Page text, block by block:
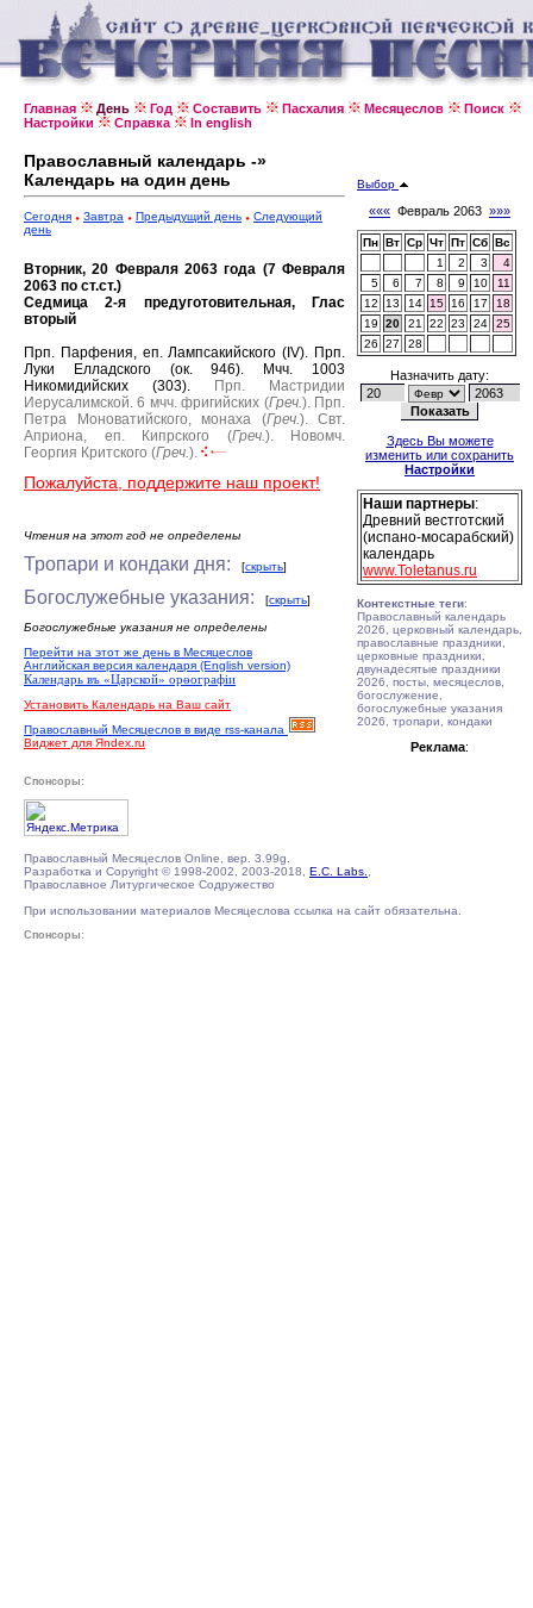
Главная День Год Составить Пасхалия Месяцеслов
Поиск
Настройки
Справка In english
Православный календарь -»
Календарь на один день
Сегодня Завтра Предыдущий день
Следующий
день
Вторник, 20 Февраля 2063 года (7 Февраля
2063 по ст.ст.)
Седмица 2-я предуготовительная, Глас
вторый
Прп. Парфения, еп. Лампсакийского (IV). Прп.
Луки Елладского (ок. 946).
Мчч. 1003
Никомидийских (303).
Прп. Мастридии
Иерусалимской. 6 мчч. фригийских (Греч.). Прп.
Петра Моноватийского, монаха (Греч.).
Свт.
Априона, еп. Кипрского (Греч.).
Новомч.
Георгия Критского (Греч.).
Пожалуйста, поддержите наш проект!
Чтения на этот год не определены
Тропари и кондаки дня: [скрыть]
Богослужебные указания: [скрыть]
Богослужебные указания не определены
Перейти на этот же день в Месяцеслов
Английская версия календаря (English version)
Календарь въ «Царской» орѳографiи
Установить Календарь на Ваш сайт
Православный Месяцеслов в виде rss-канала
Виджет для Яndex.ru
Выбор
««« Февраль 2063 »»»
Пн Вт Ср Чт Пт Сб Вс
1
2 3
4
5
6 7 8 9 10
11
12
13 14 15 16 17
18
19
20 21 22 23 24
25
26
27 28
Назначить дату:
Здесь Вы можете
изменить или сохранить
Настройки
Наши партнеры:
Древний вестготский
(испано-мосарабский)
календарь
www.Toletanus.ru
Контекстные теги:
Православный календарь
2026, церковный календарь,
православные праздники,
церковные праздники,
двунадесятые праздники
2026, посты, месяцеслов,
богослужение,
богослужебные указания
2026, тропари, кондаки
Реклама:
Спонсоры:
Православный Месяцеслов Online, вер. 3.99g.
Разработка и Copyright © 1998-2002, 2003-2018, E.C. Labs.
Православное Литургическое Содружество
При использовании материалов Месяцеслова ссылка на сайт обязательна.
Спонсоры: